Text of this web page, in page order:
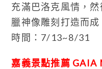
充滿巴洛克風情，
臘神像雕刻打造而
時間：7/13~8/31
嘉義景點推薦 GAIA